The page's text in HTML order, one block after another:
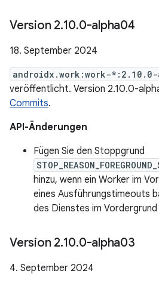
Version 2.10.0-alpha04
18. September 2024
androidx.work:work-*:2.10.0-
veröffentlicht. Version 2.10.0-
Commits.
API-Änderungen
Fügen Sie den Stoppgrund
hinzu, wenn ein Worker im
eines Ausführungstimeouts
des Dienstes im
Version 2.10.0-alpha03
4. September 2024